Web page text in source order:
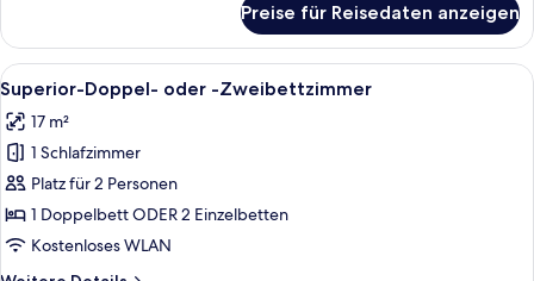
Dreibettzimmer
Preise für Reisedaten anzeigen
Alle
Fotos
für
Superior-
Doppel-
oder
-
Ein Hotelzimmer mit Bett,
19
Superior-Doppel- oder -Zweibettzimmer
17 m²
1 Schlafzimmer
Platz für 2 Personen
1 Doppelbett ODER 2 Einzelbetten
Kostenloses WLAN